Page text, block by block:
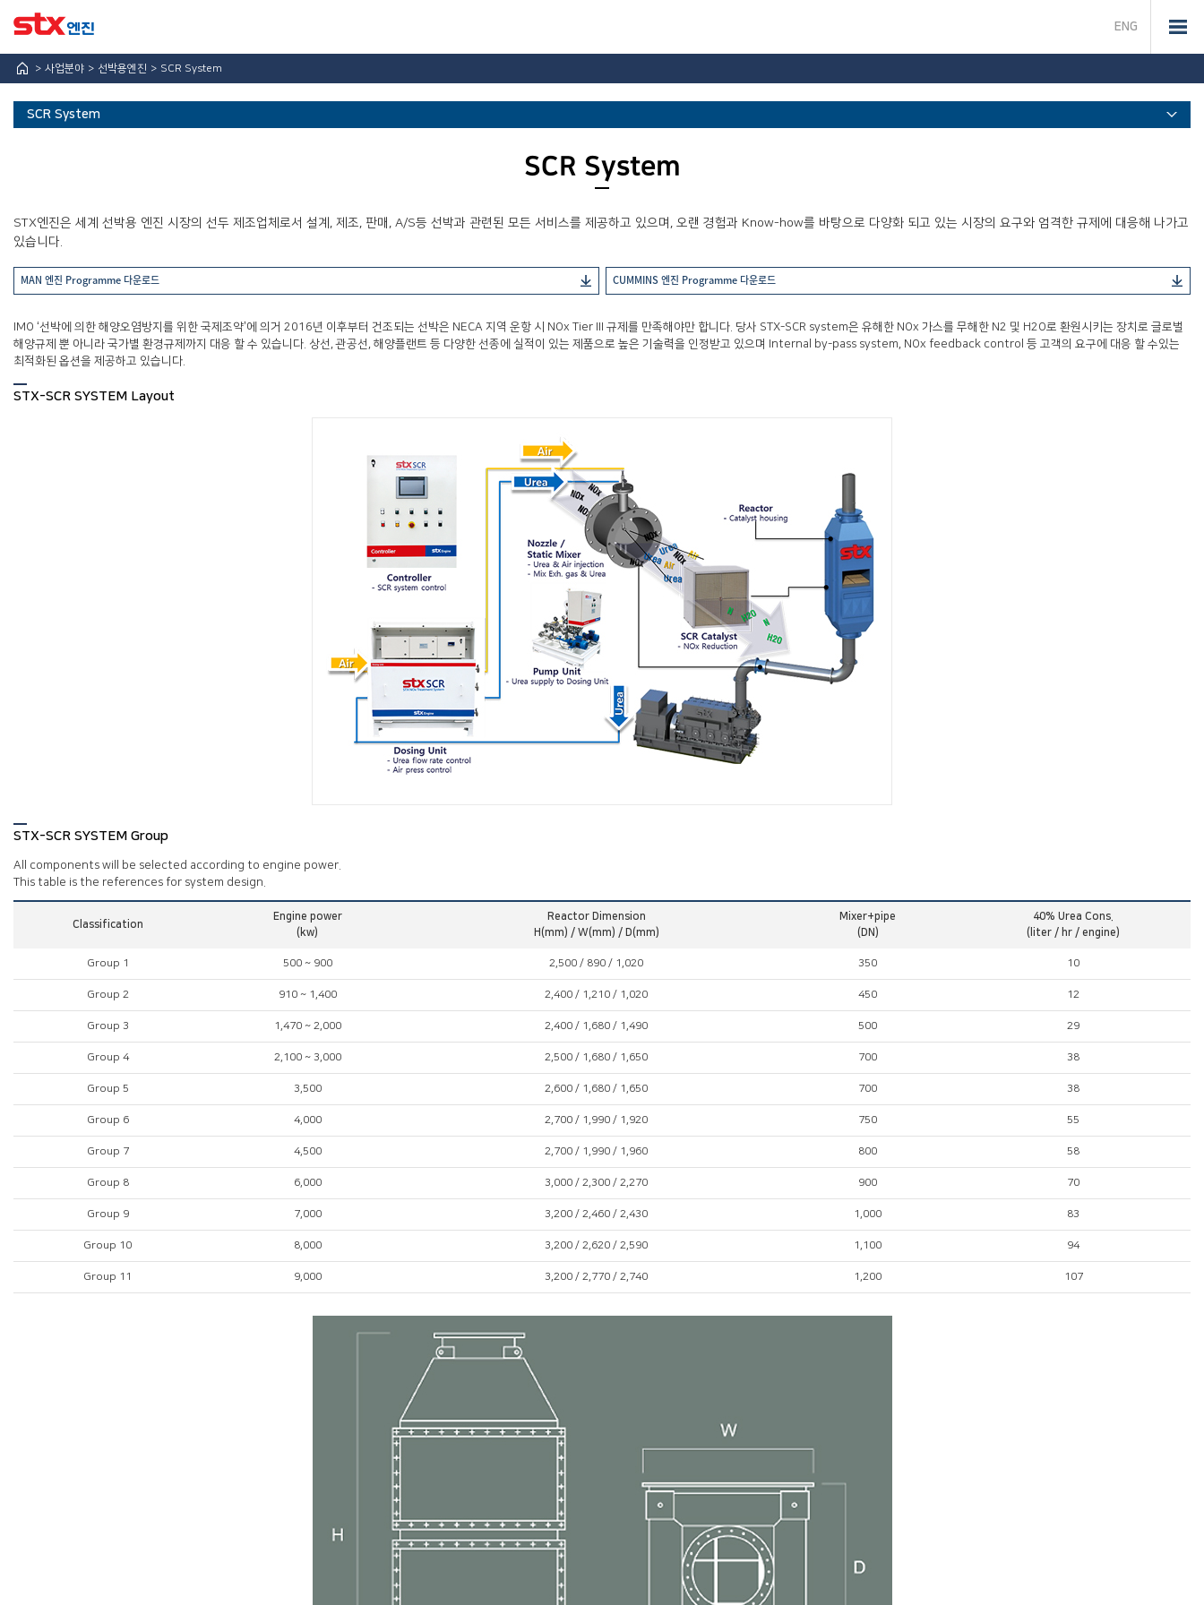
ENG
사업분야 선박용엔진 SCR System
SCR System
SCR System
SCR System
STX엔진은 세계 선박용 엔진 시장의 선두 제조업체로서 설계, 제조, 판매, A/S등 선박과 관련된 모든 서비스를 제공하고 있으며, 오랜 경험과 Know-how를 바탕으로 다양화 되고 있는 시장의 요구와 엄격한 규제에 대응해 나가고
있습니다.
MAN 엔진 Programme 다운로드 CUMMINS 엔진 Programme 다운로드
IMO ‘선박에 의한 해양오염방지를 위한 국제조약’에 의거 2016년 이후부터 건조되는 선박은 NECA 지역 운항 시 NOx Tier III 규제를 만족해야만 합니다. 당사 STX-SCR system은 유해한 NOx 가스를 무해한 N2 및 H2O로 환원시키는 장치로 글로벌
해양규제 뿐 아니라 국가별 환경규제까지 대응 할 수 있습니다. 상선, 관공선, 해양플랜트 등 다양한 선종에 실적이 있는 제품으로 높은 기술력을 인정받고 있으며 Internal by-pass system, NOx feedback control 등 고객의 요구에 대응 할 수있는
최적화된 옵션을 제공하고 있습니다.
STX-SCR SYSTEM Layout
STX-SCR SYSTEM Group
All components will be selected according to engine power.
This table is the references for system design.
Classification
Engine power
(kw)
Reactor Dimension
H(mm) / W(mm) / D(mm)
Mixer+pipe
(DN)
40% Urea Cons.
(liter / hr / engine)
Group 1 500 ~ 900 2,500 / 890 / 1,020 350 10
Group 2 910 ~ 1,400 2,400 / 1,210 / 1,020 450 12
Group 3 1,470 ~ 2,000 2,400 / 1,680 / 1,490 500 29
Group 4 2,100 ~ 3,000 2,500 / 1,680 / 1,650 700 38
Group 5 3,500 2,600 / 1,680 / 1,650 700 38
Group 6 4,000 2,700 / 1,990 / 1,920 750 55
Group 7 4,500 2,700 / 1,990 / 1,960 800 58
Group 8 6,000 3,000 / 2,300 / 2,270 900 70
Group 9 7,000 3,200 / 2,460 / 2,430 1,000 83
Group 10 8,000 3,200 / 2,620 / 2,590 1,100 94
Group 11 9,000 3,200 / 2,770 / 2,740 1,200 107